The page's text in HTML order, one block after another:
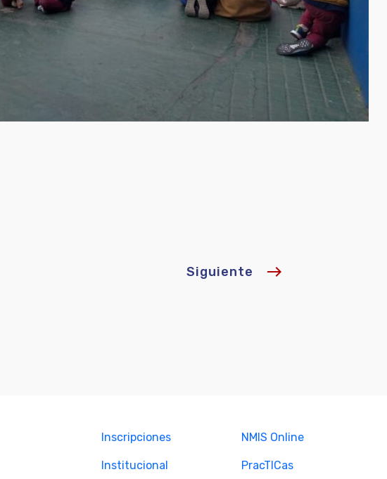
Siguiente east
Inscripciones
Institucional
NMIS Online
PracTICas